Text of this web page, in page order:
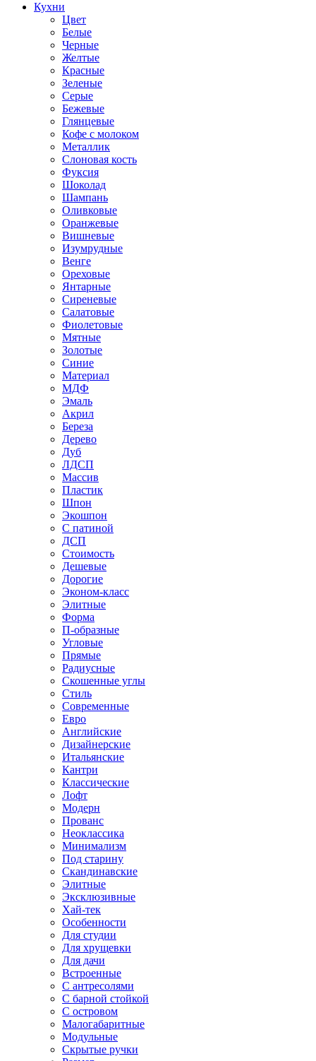
Кухни
Цвет
Белые
Черные
Желтые
Красные
Зеленые
Серые
Бежевые
Глянцевые
Кофе с молоком
Металлик
Слоновая кость
Фуксия
Шоколад
Шампань
Оливковые
Оранжевые
Вишневые
Изумрудные
Венге
Ореховые
Янтарные
Сиреневые
Салатовые
Фиолетовые
Мятные
Золотые
Синие
Материал
МДФ
Эмаль
Акрил
Береза
Дерево
Дуб
ЛДСП
Массив
Пластик
Шпон
Экошпон
С патиной
ДСП
Стоимость
Дешевые
Дорогие
Эконом-класс
Элитные
Форма
П-образные
Угловые
Прямые
Радиусные
Скошенные углы
Стиль
Современные
Евро
Английские
Дизайнерские
Итальянские
Кантри
Классические
Лофт
Модерн
Прованс
Неоклассика
Минимализм
Под старину
Скандинавские
Элитные
Эксклюзивные
Хай-тек
Особенности
Для студии
Для хрущевки
Для дачи
Встроенные
С антресолями
С барной стойкой
С островом
Малогабаритные
Модульные
Скрытые ручки